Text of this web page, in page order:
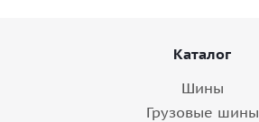
Каталог
Шины
Грузовые шины